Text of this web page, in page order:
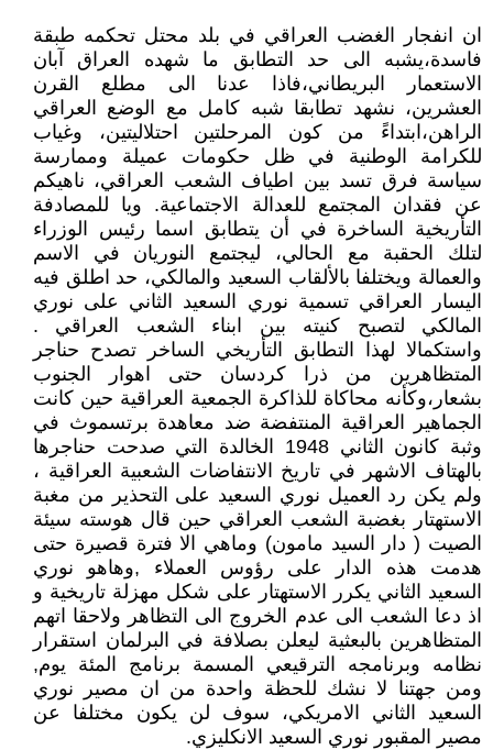
ان انفجار الغضب العراقي في بلد محتل تحكمه طبقة
فاسدة،يشبه الى حد التطابق ما شهده العراق آبان
الاستعمار البريطاني،فاذا عدنا الى مطلع القرن
العشرين، نشهد تطابقا شبه كامل مع الوضع العراقي
الراهن،ابتداءً من كون المرحلتين احتلاليتين، وغياب
للكرامة الوطنية في ظل حكومات عميلة وممارسة
سياسة فرق تسد بين اطياف الشعب العراقي، ناهيكم
عن فقدان المجتمع للعدالة الاجتماعية. ويا للمصادفة
التأريخية الساخرة في أن يتطابق اسما رئيس الوزراء
لتلك الحقبة مع الحالي، ليجتمع النوريان في الاسم
والعمالة ويختلفا بالألقاب السعيد والمالكي، حد اطلق فيه
اليسار العراقي تسمية نوري السعيد الثاني على نوري
المالكي لتصبح كنيته بين ابناء الشعب العراقي .
واستكمالا لهذا التطابق التأريخي الساخر تصدح حناجر
المتظاهرين من ذرا كردسان حتى اهوار الجنوب
بشعار،وكأنه محاكاة للذاكرة الجمعية العراقية حين كانت
الجماهير العراقية المنتفضة ضد معاهدة برتسموث في
وثبة كانون الثاني 1948 الخالدة التي صدحت حناجرها
بالهتاف الاشهر في تاريخ الانتفاضات الشعبية العراقية ،
ولم يكن رد العميل نوري السعيد على التحذير من مغبة
الاستهتار بغضبة الشعب العراقي حين قال هوسته سيئة
الصيت ( دار السيد مامون) وماهي الا فترة قصيرة حتى
هدمت هذه الدار على رؤوس العملاء ,وهاهو نوري
السعيد الثاني يكرر الاستهتار على شكل مهزلة تاريخية و
اذ دعا الشعب الى عدم الخروج الى التظاهر ولاحقا اتهم
المتظاهرين بالبعثية ليعلن بصلافة في البرلمان استقرار
نظامه وبرنامجه الترقيعي المسمة برنامج المئة يوم,
ومن جهتنا لا نشك للحظة واحدة من ان مصير نوري
السعيد الثاني الامريكي، سوف لن يكون مختلفا عن
مصير المقبور نوري السعيد الانكليزي.